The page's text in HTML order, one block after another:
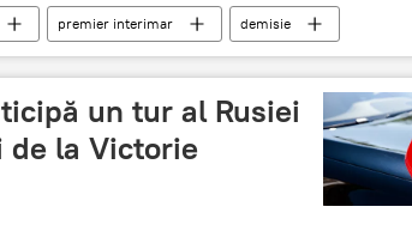
premier interimar demisie
un tur al Rusiei
de la Victorie